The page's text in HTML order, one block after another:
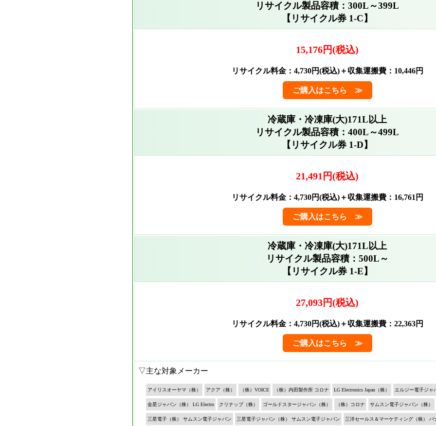
リサイクル製品容積：300L～399L
【リサイクル券 1-C】
15,176円(税込)
リサイクル料金：4,730円(税込)＋収集運搬費：10,446円
ご購入はこちら ≫
冷蔵庫・冷凍庫(大)171L以上
リサイクル製品容積：400L～499L
【リサイクル券 1-D】
21,491円(税込)
リサイクル料金：4,730円(税込)＋収集運搬費：16,761円
ご購入はこちら ≫
冷蔵庫・冷凍庫(大)171L以上
リサイクル製品容積：500L～
【リサイクル券 1-E】
27,093円(税込)
リサイクル料金：4,730円(税込)＋収集運搬費：22,363円
ご購入はこちら ≫
▽主な対象メーカー
アイリスオーヤマ（株） アクア（株） （株）VOICE （株）内田製作所 コロナ LG Electronics Japan（株） エルジー電子ジャ
金星ジャパン（株） LG Electro クリナップ（株） ゴールドスタージャパン（株） （株）コロナ サムスン電子ジャパン（株）
三星電子（株） サムスン電子ジャパン 三星電子ジャパン（株） サムスン電子ジャパン 三洋セールス＆マーケティング（株） パ